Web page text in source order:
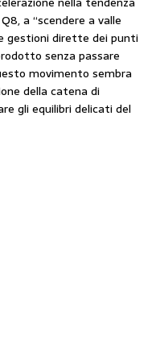
a “scendere a valle
gestioni dirette dei punti
senza passare
movimento sembra
della catena di
gli equilibri delicati del